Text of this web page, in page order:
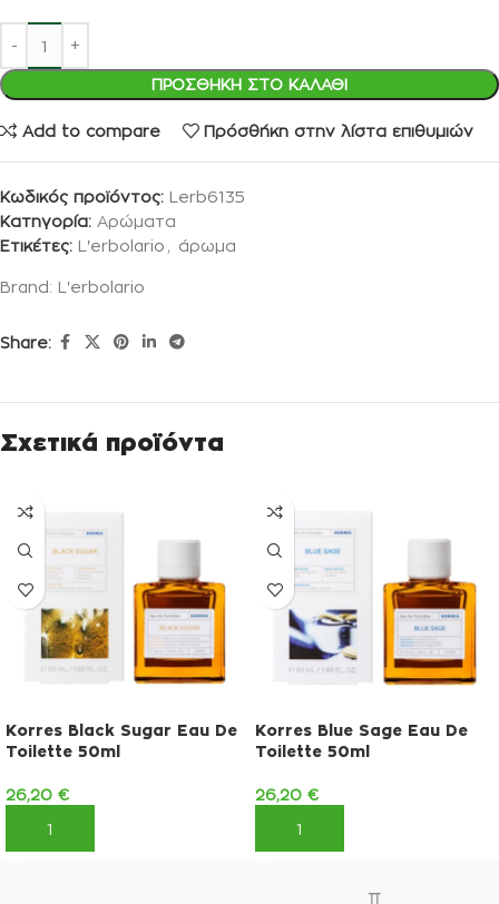
ΠΡΟΣΘΉΚΗ ΣΤΟ ΚΑΛΆΘΙ
Add to compare Πρόσθήκη στην λίστα επιθυμιών
Κωδικός προϊόντος: Lerb6135
Κατηγορία: Αρώματα
Ετικέτες: L'erbolario , άρωμα
Brand: L'erbolario
Share:
Σχετικά προϊόντα
Korres Black Sugar Eau De
Toilette 50ml
26,20 €
ΠΡΟΣΘΉΚΗ ΣΤΟ ΚΑΛΆΘΙ
Korres Blue Sage Eau De
Toilette 50ml
26,20 €
ΠΡΟΣΘΉΚΗ ΣΤΟ ΚΑΛΆΘΙ